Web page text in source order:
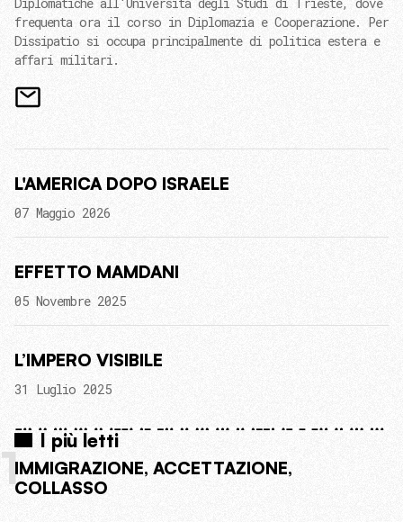
frequenta ora il corso in Diplomazia e Cooperazione. Per
Dissipatio si occupa principalmente di politica estera e
affari militari.
L'AMERICA DOPO ISRAELE
07 Maggio 2026
EFFETTO MAMDANI
05 Novembre 2025
L’IMPERO VISIBILE
31 Luglio 2025
I più letti
1IMMIGRAZIONE, ACCETTAZIONE,
COLLASSO